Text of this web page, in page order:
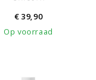
€39,90
Op voorraad